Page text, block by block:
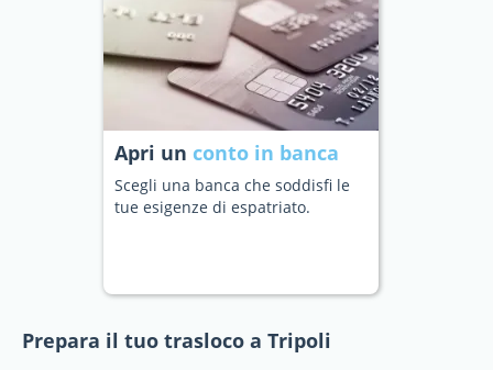
Apri un conto in banca
Scegli una banca che soddisfi le
tue esigenze di espatriato.
Prepara il tuo trasloco a Tripoli